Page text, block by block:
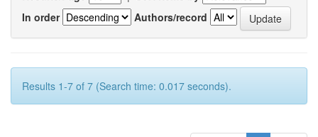
In order
Authors/record
Results 1-7 of 7 (Search time: 0.017 seconds).